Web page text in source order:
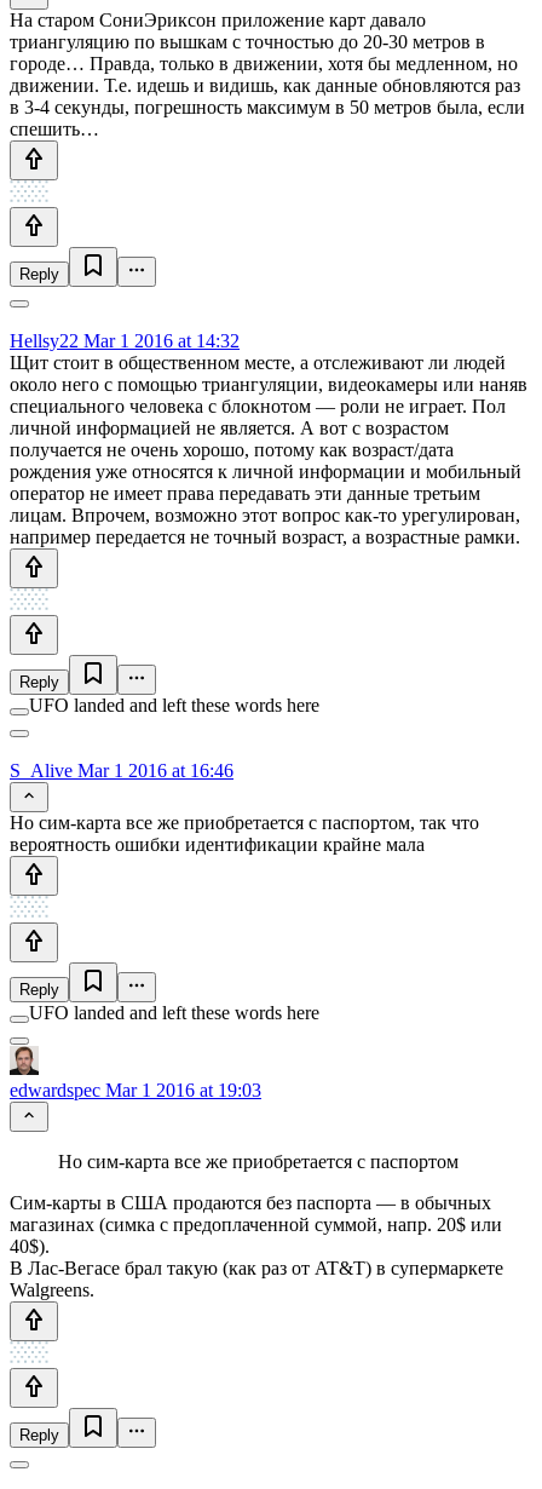
На старом СониЭриксон приложение карт давало
триангуляцию по вышкам с точностью до 20-30 метров в
городе… Правда, только в движении, хотя бы медленном, но
движении. Т.е. идешь и видишь, как данные обновляются раз
в 3-4 секунды, погрешность максимум в 50 метров была, если
спешить…
Reply
Hellsy22 Mar 1 2016 at 14:32
Щит стоит в общественном месте, а отслеживают ли людей
около него с помощью триангуляции, видеокамеры или наняв
специального человека с блокнотом — роли не играет. Пол
личной информацией не является. А вот с возрастом
получается не очень хорошо, потому как возраст/дата
рождения уже относятся к личной информации и мобильный
оператор не имеет права передавать эти данные третьим
лицам. Впрочем, возможно этот вопрос как-то урегулирован,
например передается не точный возраст, а возрастные рамки.
Reply
UFO landed and left these words here
S_Alive Mar 1 2016 at 16:46
Но сим-карта все же приобретается с паспортом, так что
вероятность ошибки идентификации крайне мала
Reply
UFO landed and left these words here
edwardspec Mar 1 2016 at 19:03
Но сим-карта все же приобретается с паспортом
Сим-карты в США продаются без паспорта — в обычных
магазинах (симка с предоплаченной суммой, напр. 20$ или
40$).
В Лас-Вегасе брал такую (как раз от AT&T) в супермаркете
Walgreens.
Reply